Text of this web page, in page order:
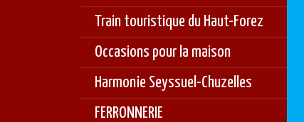
Train touristique du Haut-Forez
Occasions pour la maison
Harmonie Seyssuel-Chuzelles
FERRONNERIE